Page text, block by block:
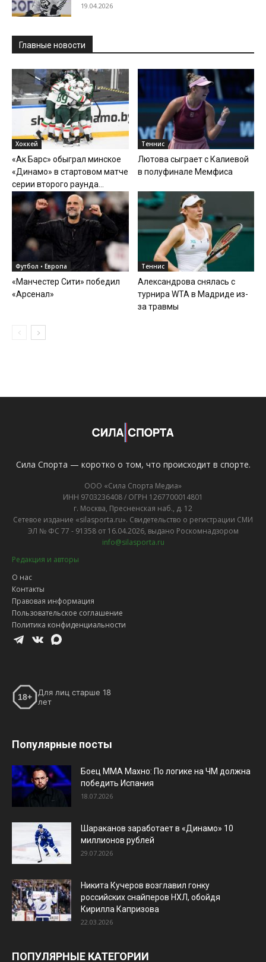
19.04.2026
Главные новости
Хоккей
«Ак Барс» обыграл минское
«Динамо» в стартовом матче
серии второго раунда...
Теннис
Лютова сыграет с Калиевой
в полуфинале Мемфиса
Футбол • Европа
«Манчестер Сити» победил
«Арсенал»
Теннис
Александрова снялась с
турнира WTA в Мадриде из-
за травмы
Сила Спорта — коротко о том, что происходит в спорте.
ООО «Сила Спорта Медиа»
ИНН 9703236408 / ОГРН 1267700014801
г. Москва, Пресненская наб., д. 12
Сетевое издание «silasporta.ru». Свидетельство о регистрации СМИ
ЭЛ № ФС 77 - 91358 от 16.04.2026, выдано Роскомнадзором
info@silasporta.ru
Редакция и авторы
О нас
Контакты
Правовая информация
Пользовательское соглашение
Политика конфиденциальности
18+
Для лиц старше 18
лет
Популярные посты
Боец ММА Махно: По логике на ЧМ должна
победить Испания
18.07.2026
Шараканов заработает в «Динамо» 10
миллионов рублей
29.07.2026
Никита Кучеров возглавил гонку
российских снайперов НХЛ, обойдя
Кирилла Капризова
22.03.2026
ПОПУЛЯРНЫЕ КАТЕГОРИИ